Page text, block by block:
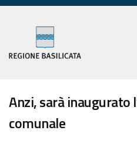
Anzi, sarà
comunale